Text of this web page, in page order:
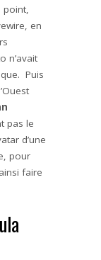
point,
en
n’avait
Puis
pas le
d’une
pour
faire